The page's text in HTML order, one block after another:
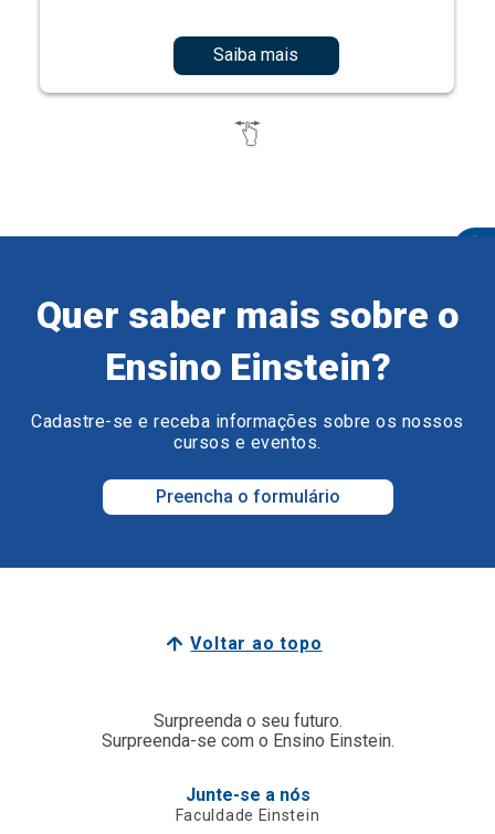
Saiba mais
Quer saber mais sobre o
Ensino Einstein?
Cadastre-se e receba informações sobre os nossos
cursos e eventos.
Preencha o formulário
Voltar ao topo
Surpreenda o seu futuro.
Surpreenda-se com o Ensino Einstein.
Junte-se a nós
Faculdade Einstein